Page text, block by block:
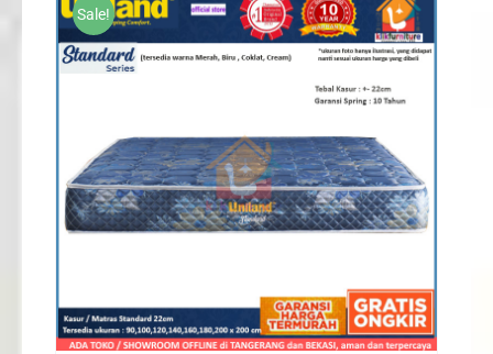
Rp3,743,000
Sale!